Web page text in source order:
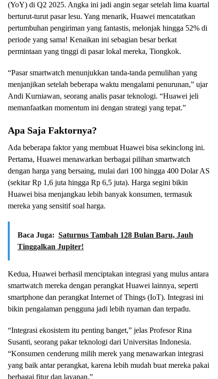
(YoY) di Q2 2025. Angka ini jadi angin segar setelah lima kuartal
berturut-turut pasar lesu. Yang menarik, Huawei mencatatkan
pertumbuhan pengiriman yang fantastis, melonjak hingga 52% di
periode yang sama! Kenaikan ini sebagian besar berkat
permintaan yang tinggi di pasar lokal mereka, Tiongkok.
“Pasar smartwatch menunjukkan tanda-tanda pemulihan yang
menjanjikan setelah beberapa waktu mengalami penurunan,” ujar
Andi Kurniawan, seorang analis pasar teknologi. “Huawei jeli
memanfaatkan momentum ini dengan strategi yang tepat.”
Apa Saja Faktornya?
Ada beberapa faktor yang membuat Huawei bisa sekinclong ini.
Pertama, Huawei menawarkan berbagai pilihan smartwatch
dengan harga yang bersaing, mulai dari 100 hingga 400 Dolar AS
(sekitar Rp 1,6 juta hingga Rp 6,5 juta). Harga segini bikin
Huawei bisa menjangkau lebih banyak konsumen, termasuk
mereka yang sensitif soal harga.
Baca Juga: Saturnus Tambah 128 Bulan Baru, Jauh
Tinggalkan Jupiter!
Kedua, Huawei berhasil menciptakan integrasi yang mulus antara
smartwatch mereka dengan perangkat Huawei lainnya, seperti
smartphone dan perangkat Internet of Things (IoT). Integrasi ini
bikin pengalaman pengguna jadi lebih nyaman dan terpadu.
“Integrasi ekosistem itu penting banget,” jelas Profesor Rina
Susanti, seorang pakar teknologi dari Universitas Indonesia.
“Konsumen cenderung milih merek yang menawarkan integrasi
yang baik antar perangkat, karena lebih mudah buat mereka pakai
berbagai fitur dan layanan.”